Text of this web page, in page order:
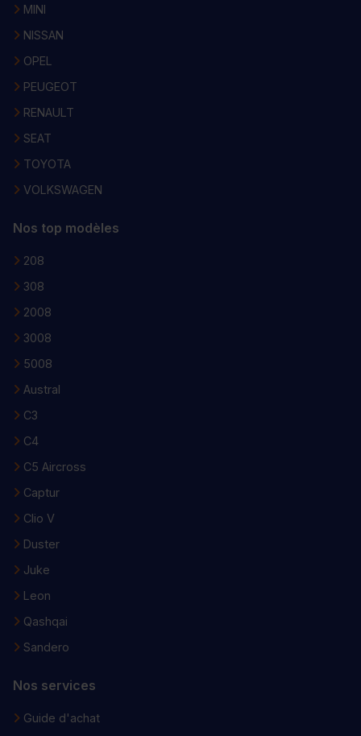
MINI
NISSAN
OPEL
PEUGEOT
RENAULT
SEAT
TOYOTA
VOLKSWAGEN
Nos top modèles
208
308
2008
3008
5008
Austral
C3
C4
C5 Aircross
Captur
Clio V
Duster
Juke
Leon
Qashqai
Sandero
Nos services
Guide d'achat